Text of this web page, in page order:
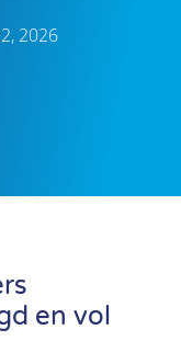
2026
en vol